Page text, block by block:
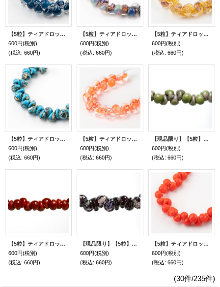
【5粒】ティアドロップビーズ 【Boundless Blue】
600円(税別)
(税込: 660円)
【5粒】ティアドロップビーズ 【Morning Pearl】
600円(税別)
(税込: 660円)
【5粒】ティアドロップビーズ 【Honey Crystal】
600円(税別)
(税込: 660円)
【5粒】ティアドロップビーズ 【Isabella】
600円(税別)
(税込: 660円)
【5粒】ティアドロップビーズ 【Poppy】
600円(税別)
(税込: 660円)
【現品限り】【5粒】ティアドロップビーズ 【Moss Definitely】
600円(税別)
(税込: 660円)
【5粒】ティアドロップビーズ 【Moulin Rouge】Bead Art 39号 岸美砂子さん作品 使用ビーズ
600円(税別)
(税込: 660円)
【現品限り】【5粒】ティアドロップビーズ 【Addison】
600円(税別)
(税込: 660円)
【5粒】ティアドロップビーズ 【Orange Gerbera】
600円(税別)
(税込: 660円)
(30件/235件)